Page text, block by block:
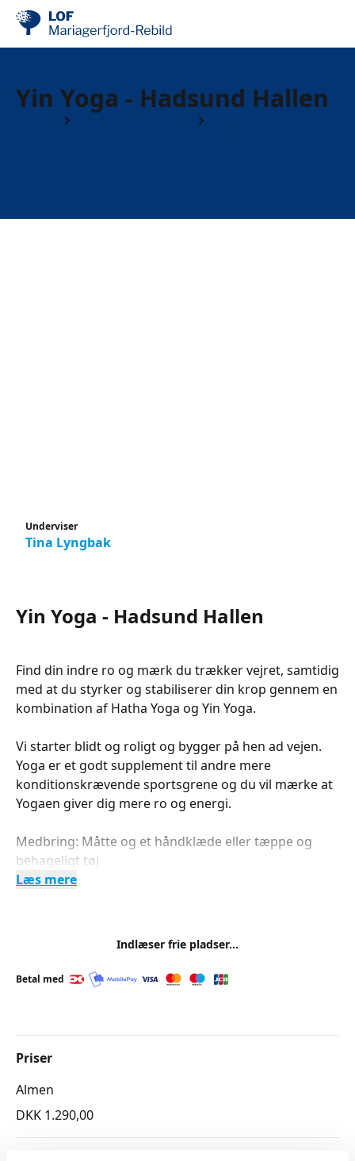
Yin Yoga - Hadsund Hallen
Underviser
Tina Lyngbak
Yin Yoga - Hadsund Hallen
Find din indre ro og mærk du trækker vejret, samtidig
med at du styrker og stabiliserer din krop gennem en
kombination af Hatha Yoga og Yin Yoga.
Vi starter blidt og roligt og bygger på hen ad vejen.
Yoga er et godt supplement til andre mere
konditionskrævende sportsgrene og du vil mærke at
Yogaen giver dig mere ro og energi.
Medbring: Måtte og et håndklæde eller tæppe og
behageligt tøj
Læs mere
Indlæser frie pladser...
Betal med
Priser
Almen
DKK 1.290,00